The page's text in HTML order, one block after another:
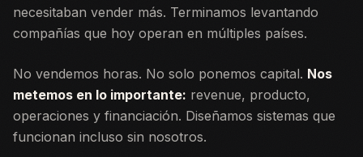
necesitaban vender más. Terminamos levantando
compañías que hoy operan en múltiples países.
No vendemos horas. No solo ponemos capital. Nos
metemos en lo importante: revenue, producto,
operaciones y financiación. Diseñamos sistemas que
funcionan incluso sin nosotros.